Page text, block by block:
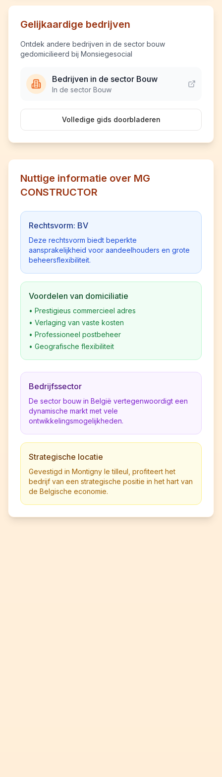
Gelijkaardige bedrijven
Ontdek andere bedrijven in de sector bouw
gedomicilieerd bij Monsiegesocial
Bedrijven in de sector Bouw
In de sector Bouw
Volledige gids doorbladeren
Nuttige informatie over MG
CONSTRUCTOR
Rechtsvorm: BV
Deze rechtsvorm biedt beperkte
aansprakelijkheid voor aandeelhouders en grote
beheersflexibiliteit.
Voordelen van domiciliatie
• Prestigieus commercieel adres
• Verlaging van vaste kosten
• Professioneel postbeheer
• Geografische flexibiliteit
Bedrijfssector
De sector bouw in België vertegenwoordigt een
dynamische markt met vele
ontwikkelingsmogelijkheden.
Strategische locatie
Gevestigd in Montigny le tilleul, profiteert het
bedrijf van een strategische positie in het hart van
de Belgische economie.